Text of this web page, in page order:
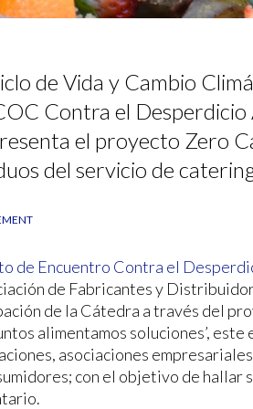
de Vida y Cambio
Contra el
el proyecto Zero
del servicio de
de Encuentro Contra el
de Fabricantes y
de la Cátedra a través del
alimentamos soluciones’, este
asociaciones
con el objetivo de hallar